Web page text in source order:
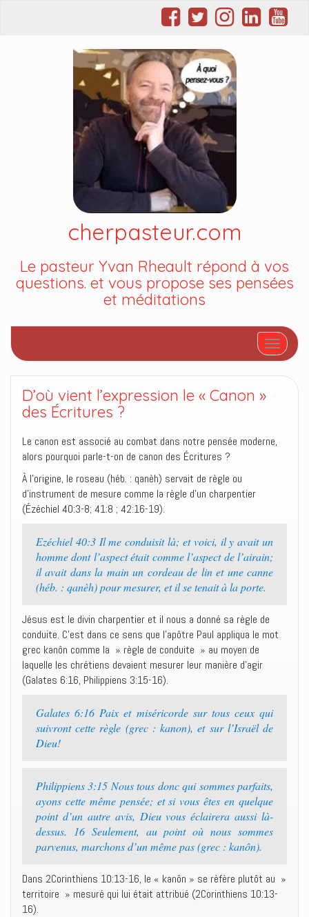
cherpasteur.com
Le pasteur Yvan Rheault répond à vos
questions. et vous propose ses pensées
et méditations
Afficher/
D’où vient l’expression le « Canon »
des Écritures ?
Le canon est associé au combat dans notre pensée moderne,
alors pourquoi parle-t-on de canon des Écritures ?
À l’origine, le roseau (héb. : qanèh) servait de règle ou
d’instrument de mesure comme la règle d’un charpentier
(Ézéchiel 40:3-8; 41:8 ; 42:16-19).
Ezéchiel 40:3 Il me conduisit là; et voici, il y avait un
homme dont l’aspect était comme l’aspect de l’airain;
il avait dans la main un cordeau de lin et une canne
(héb. : qanèh) pour mesurer, et il se tenait à la porte.
Jésus est le divin charpentier et il nous a donné sa règle de
conduite. C’est dans ce sens que l’apôtre Paul appliqua le mot
grec kanôn comme la » règle de conduite » au moyen de
laquelle les chrétiens devaient mesurer leur manière d’agir
(Galates 6:16, Philippiens 3:15-16).
Galates 6:16 Paix et miséricorde sur tous ceux qui
suivront cette règle (grec : kanon), et sur l’Israël de
Dieu!
Philippiens 3:15 Nous tous donc qui sommes parfaits,
ayons cette même pensée; et si vous êtes en quelque
point d’un autre avis, Dieu vous éclairera aussi là-
dessus. 16 Seulement, au point où nous sommes
parvenus, marchons d’un même pas (grec : kanôn).
Dans 2Corinthiens 10:13-16, le « kanôn » se rèfère plutôt au »
territoire » mesuré qui lui était attribué (2Corinthiens 10:13-
16).